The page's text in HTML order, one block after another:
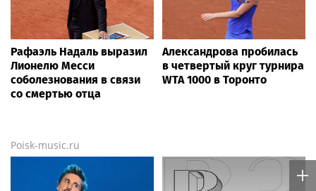
Рафаэль Надаль выразил
Лионелю Месси
соболезнования в связи
со смертью отца
Александрова пробилась
в четвертый круг турнира
WTA 1000 в Торонто
Poisk-music.ru